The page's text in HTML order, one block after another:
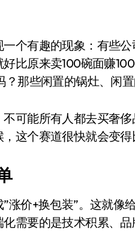
了——永辉的“休克疗法”宣告暂
器太空“开箱”，一边探测射
，小米17标准版逼近4800
肥正在下一盘你看不懂的大棋
的人第一步就做错了
第三次复刻GBA SP，情怀拉
一篇帮你避坑+种草
开始靠“擦边”续命了？
个有趣的现象：有些
比原来卖100碗面赚
那些闲置的锅灶、闲
可能所有人都去买奢
这个赛道很快就会变得
涨价+换包装”。这就像
需要的是技术积累、